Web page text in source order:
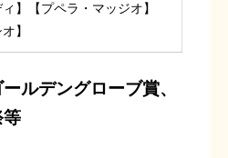
】【プペラ・マッジオ】
】
ルデングローブ賞、
等